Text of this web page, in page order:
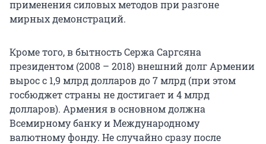
применения силовых методов при разгоне
мирных демонстраций.
Кроме того, в бытность Сержа Саргсяна
президентом (2008 – 2018) внешний долг Армении
вырос с 1,9 млрд долларов до 7 млрд (при этом
госбюджет страны не достигает и 4 млрд
долларов). Армения в основном должна
Всемирному банку и Международному
валютному фонду. Не случайно сразу после